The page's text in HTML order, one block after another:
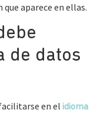
aparece en ellas.
de datos
facilitarse en elidioma